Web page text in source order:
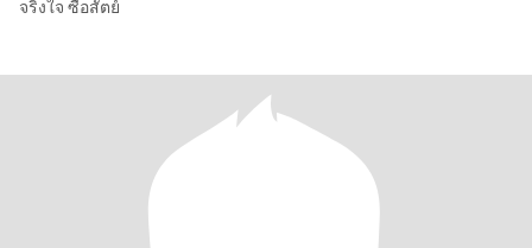
จริงใจ ซื่อสัตย์